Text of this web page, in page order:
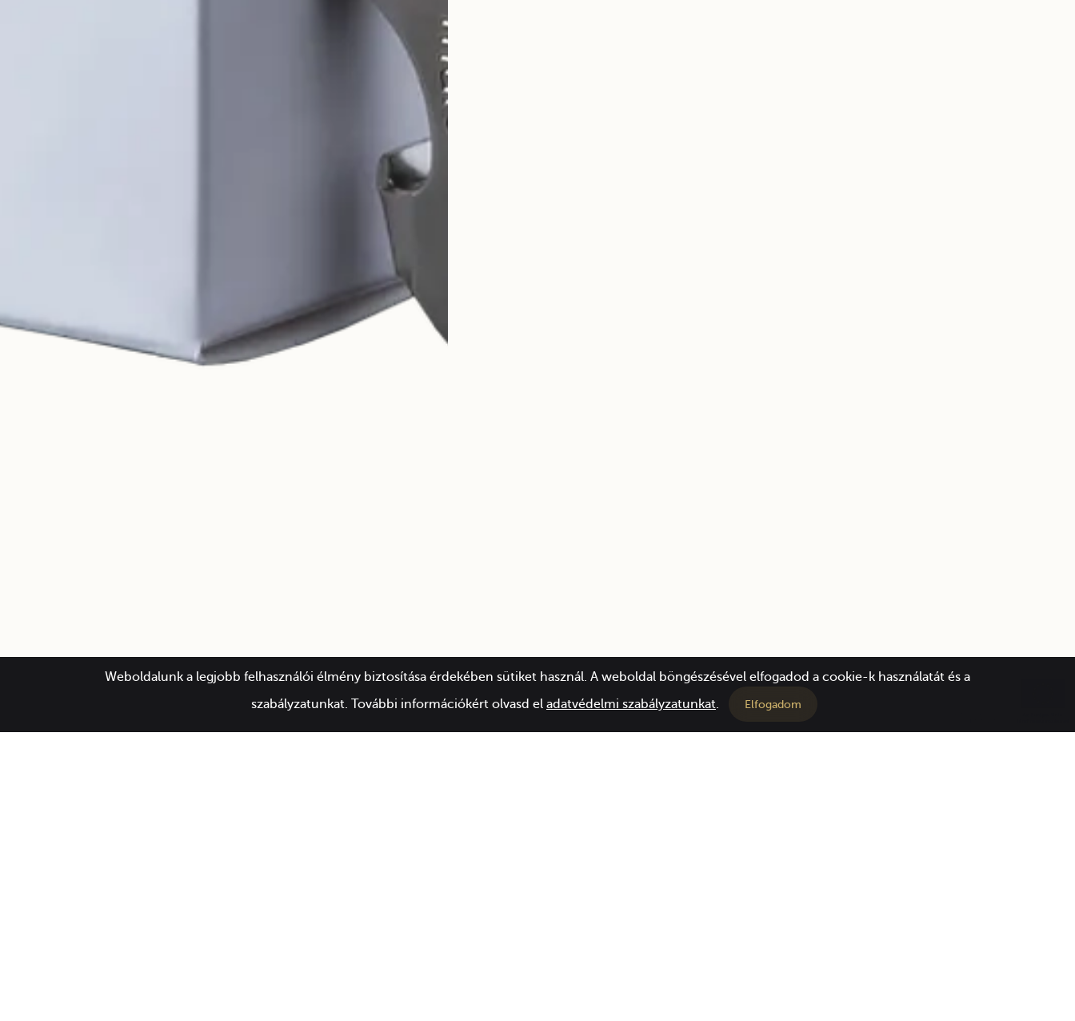
Weboldalunk a legjobb felhasználói élmény biztosítása érdekében sütiket használ. A weboldal böngészésével elfogadod a cookie-k használatát és a
szabályzatunkat. További információkért olvasd el adatvédelmi szabályzatunkat Elfogadom